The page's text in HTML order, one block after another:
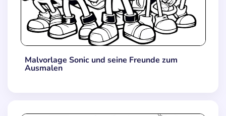
Malvorlage Sonic und seine Freunde zum
Ausmalen